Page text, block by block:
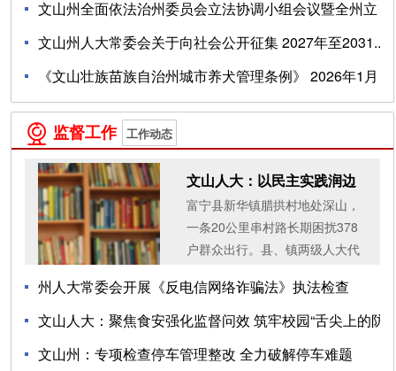
06-29
案）》 初...
06-09
文山州全面依法治州委员会立法协调小组会议暨全州立
法工作会议召...
04-21
文山州人大常委会关于向社会公开征集 2027年至2031...
04-10
《文山壮族苗族自治州城市养犬管理条例》 2026年1月
1日...
 监督工作 工作动态
文山人大：以民主实践润边
疆 让民生成效暖...
富宁县新华镇腊拱村地处深山，
一条20公里串村路长期困扰378
户群众出行。县、镇两级人大代
集群众诉求后，向镇人大主席团
提出建议。镇人大...
州人大常委会开展《反电信网络诈骗法》执法检查
05-14
文山人大：聚焦食安强化监督问效 筑牢校园“舌尖上的防
线”
文山州：专项检查停车管理整改 全力破解停车难题